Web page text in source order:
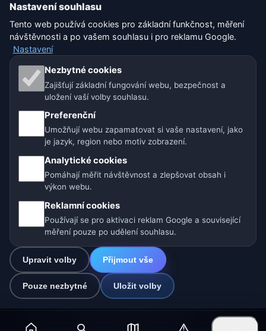
Nastavení
Naše weby o počasí:
🇨🇿 Česko 🇭🇷 Chorvatsko 🇧🇬 Bulharsko
🇩🇪🇦🇹🇨🇭 Německo / Rakousko / Švýcarsko
🌎 Latinská Amerika a Španělsko
🇮🇳 Jižní a jihovýchodní Asie
Provozovatel: Spolek Minizoo.cz z.s. | IČO: 21135550 |
© 2026 Počasí Online · Meteorologická data: MET Norway · Open-
Meteo. Výstrahy počasí: ČHMÚ.
Nastavení souhlasu
Tento web používá cookies pro základní funkčnost, měření
návštěvnosti a po vašem souhlasu i pro reklamu Google.
Nastavení
Nezbytné cookies
Zajišťují základní fungování webu, bezpečnost a
uložení vaší volby souhlasu.
Preferenční
Umožňují webu zapamatovat si vaše nastavení, jako
je jazyk, region nebo motiv zobrazení.
Analytické cookies
Pomáhají měřit návštěvnost a zlepšovat obsah i
výkon webu.
Reklamní cookies
Používají se pro aktivaci reklam Google a související
měření pouze po udělení souhlasu.
Upravit volby Přijmout vše
Pouze nezbytné Uložit volby